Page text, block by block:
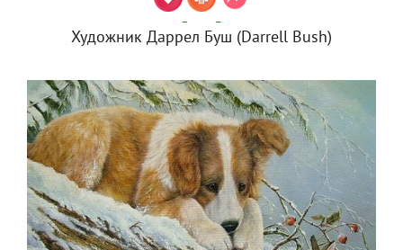
Художник Даррел Буш (Darrell Bush)